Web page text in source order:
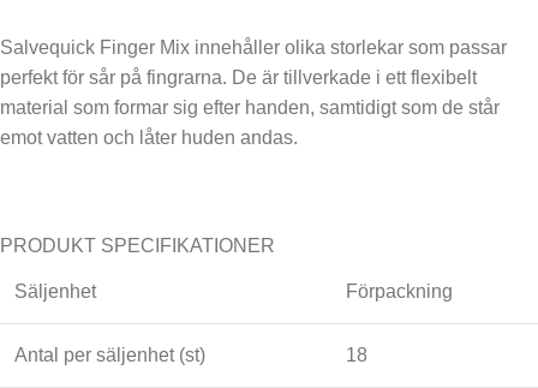
Salvequick Finger Mix innehåller olika storlekar som passar
perfekt för sår på fingrarna. De är tillverkade i ett flexibelt
material som formar sig efter handen, samtidigt som de står
emot vatten och låter huden andas.
PRODUKT SPECIFIKATIONER
Säljenhet Förpackning
Antal per säljenhet (st) 18